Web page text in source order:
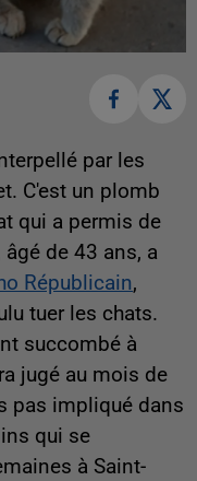
par les
C'est un plomb
qui a permis de
de 43 ans, a
Républicain,
tuer les chats.
succombé à
jugé au mois de
pas impliqué dans
qui se
à Saint-